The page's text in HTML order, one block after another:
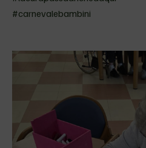
#carnevalebambini